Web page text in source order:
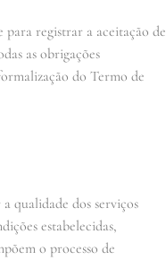
registrar a aceitação de
as obrigações
do Termo de
qualidade dos serviços
estabelecidas,
o processo de